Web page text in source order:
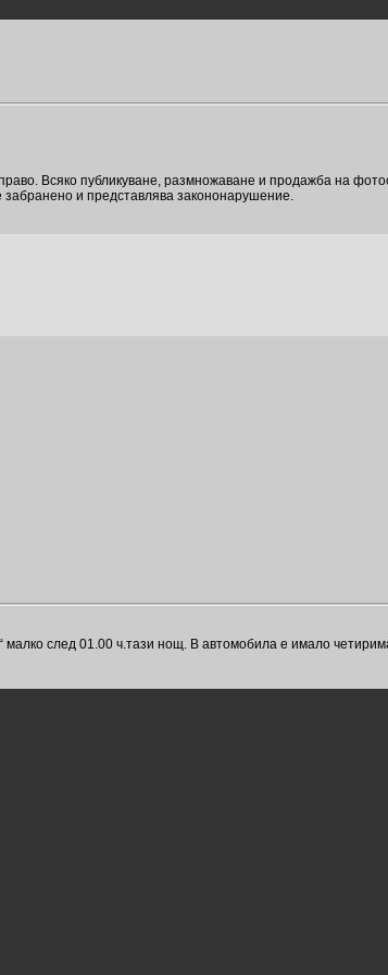
Всяко публикуване, размножаване и продажба на
и представлява закононарушение.
след 01.00 ч.тази нощ. В автомобила е имало